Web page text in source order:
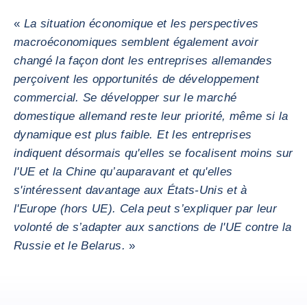
« La situation économique et les perspectives
macroéconomiques semblent également avoir
changé la façon dont les entreprises allemandes
perçoivent les opportunités de développement
commercial. Se développer sur le marché
domestique allemand reste leur priorité, même si la
dynamique est plus faible. Et les entreprises
indiquent désormais qu'elles se focalisent moins sur
l'UE et la Chine qu’auparavant et qu'elles
s'intéressent davantage aux États-Unis et à
l'Europe (hors UE). Cela peut s’expliquer par leur
volonté de s’adapter aux sanctions de l'UE contre la
Russie et le Belarus. »